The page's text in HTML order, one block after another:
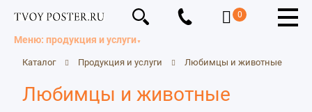
0
Меню: продукция и услуги
Каталог Продукция и услуги Любимцы и животные
Любимцы и животные